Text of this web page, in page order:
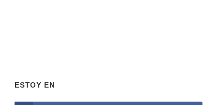
ESTOY EN